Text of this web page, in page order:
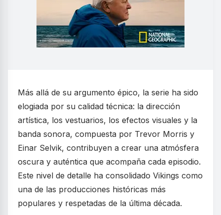
Más allá de su argumento épico, la serie ha sido
elogiada por su calidad técnica: la dirección
artística, los vestuarios, los efectos visuales y la
banda sonora, compuesta por Trevor Morris y
Einar Selvik, contribuyen a crear una atmósfera
oscura y auténtica que acompaña cada episodio.
Este nivel de detalle ha consolidado Vikings como
una de las producciones históricas más
populares y respetadas de la última década.